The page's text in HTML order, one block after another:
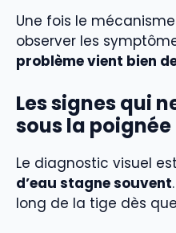
Une fois le
observer les
problème vient bien
Les signes qui
sous la poignée
Le diagnostic visuel
d’eau stagne souvent
long de la tige dès